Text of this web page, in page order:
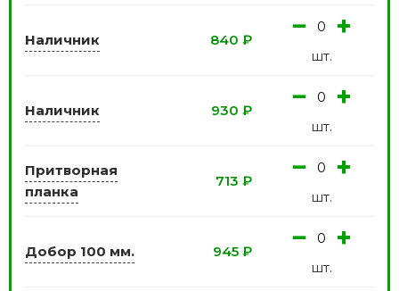
Наличник 840 ₽ − +
шт.
Наличник 930 ₽ − +
шт.
Притворная
планка
713 ₽ − +
шт.
Добор 100 мм. 945 ₽ − +
шт.